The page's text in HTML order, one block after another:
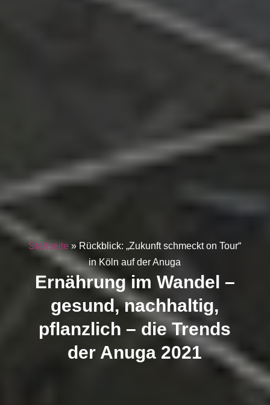
Startseite » Rückblick: „Zukunft schmeckt on Tour“
in Köln auf der Anuga
Ernährung im Wandel –
gesund, nachhaltig,
pflanzlich – die Trends
der Anuga 2021